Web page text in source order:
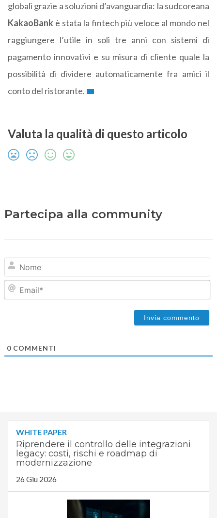
globali grazie a soluzioni d’avanguardia: la sudcoreana
KakaoBankè stata la fintech più veloce al mondo nel
raggiungere l’utile in soli tre anni con sistemi di
pagamento innovativi e su misura di cliente quale la
possibilità di dividere automaticamente fra amici il
conto del ristorante.
Valuta la qualità di questo articolo
Partecipa alla community
0COMMENTI
WHITE PAPER
Riprendere il controllo delle integrazioni
legacy: costi, rischi e roadmap di
modernizzazione
26 Giu 2026